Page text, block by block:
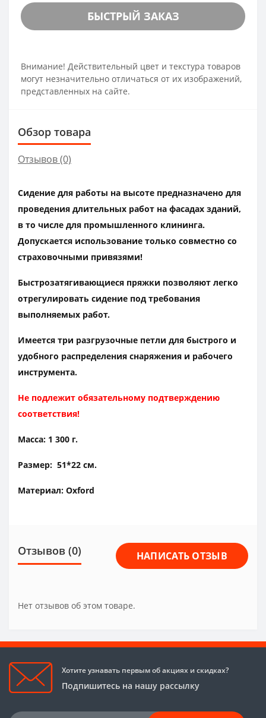
БЫСТРЫЙ ЗАКАЗ
Внимание! Действительный цвет и текстура товаров
могут незначительно отличаться от их изображений,
представленных на сайте.
Обзор товара
Отзывов (0)
Сидение для работы на высоте предназначено для
проведения длительных работ на фасадах зданий,
в то числе для промышленного клининга.
Допускается использование только совместно со
страховочными привязями!
Быстрозатягивающиеся пряжки позволяют легко
отрегулировать сидение под требования
выполняемых работ.
Имеется три разгрузочные петли для быстрого и
удобного распределения снаряжения и рабочего
инструмента.
Не подлежит обязательному подтверждению
соответствия!
Масса: 1 300 г.
Размер: 51*22 см.
Материал: Oxford
Отзывов (0) НАПИСАТЬ ОТЗЫВ
Нет отзывов об этом товаре.
Хотите узнавать первым об акциях и скидках?
Подпишитесь на нашу рассылку